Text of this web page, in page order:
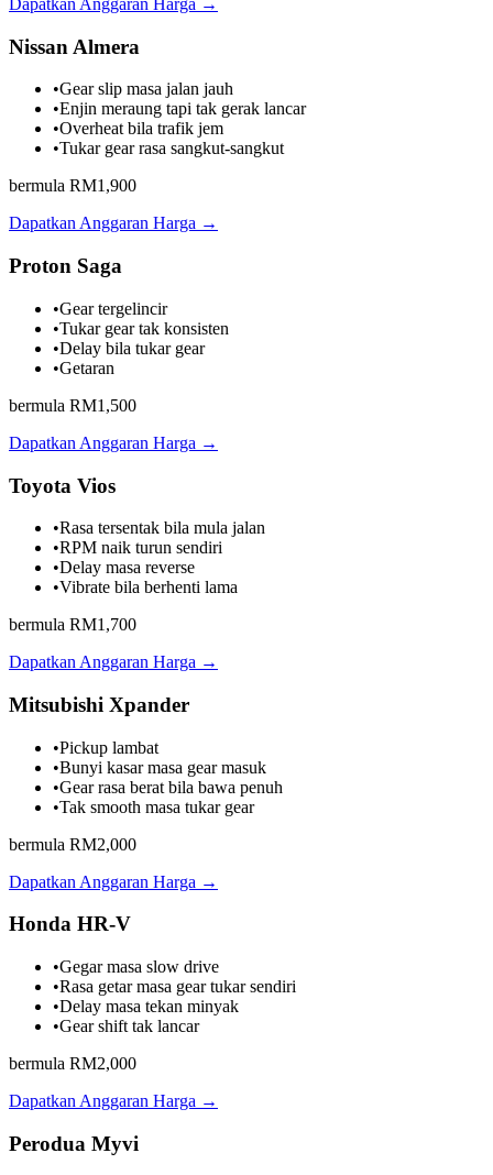
Dapatkan Anggaran Harga →
Nissan Almera
•Gear slip masa jalan jauh
•Enjin meraung tapi tak gerak lancar
•Overheat bila trafik jem
•Tukar gear rasa sangkut-sangkut
bermula RM1,900
Dapatkan Anggaran Harga →
Proton Saga
•Gear tergelincir
•Tukar gear tak konsisten
•Delay bila tukar gear
•Getaran
bermula RM1,500
Dapatkan Anggaran Harga →
Toyota Vios
•Rasa tersentak bila mula jalan
•RPM naik turun sendiri
•Delay masa reverse
•Vibrate bila berhenti lama
bermula RM1,700
Dapatkan Anggaran Harga →
Mitsubishi Xpander
•Pickup lambat
•Bunyi kasar masa gear masuk
•Gear rasa berat bila bawa penuh
•Tak smooth masa tukar gear
bermula RM2,000
Dapatkan Anggaran Harga →
Honda HR-V
•Gegar masa slow drive
•Rasa getar masa gear tukar sendiri
•Delay masa tekan minyak
•Gear shift tak lancar
bermula RM2,000
Dapatkan Anggaran Harga →
Perodua Myvi